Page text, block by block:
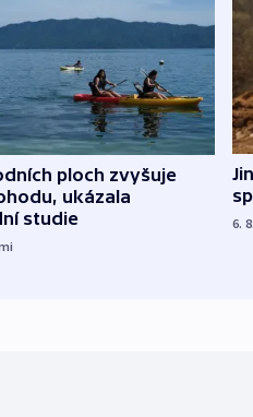
ploch zvyšuje
ukázala
studie
6.